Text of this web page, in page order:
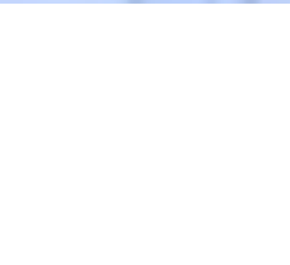
Documentos